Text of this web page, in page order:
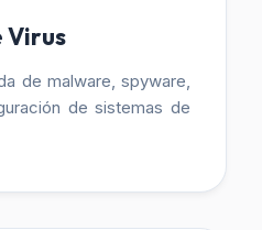
Virus
de malware, spyware,
de sistemas de